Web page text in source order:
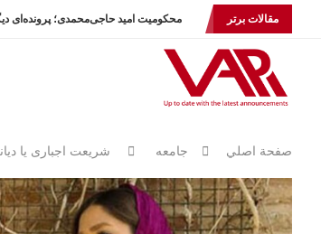
مقالات برتر محکومیت امید حاجی‌محمدی؛ پرونده‌ای
صفحة اصلي جامعه شریعت اجباری یا